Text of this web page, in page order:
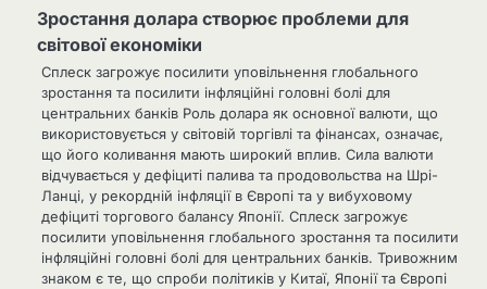
Зростання долара створює проблеми для
світової економіки
Сплеск загрожує посилити уповільнення глобального
зростання та посилити інфляційні головні болі для
центральних банків Роль долара як основної валюти, що
використовується у світовій торгівлі та фінансах, означає,
що його коливання мають широкий вплив. Сила валюти
відчувається у дефіциті палива та продовольства на Шрі-
Ланці, у рекордній інфляції в Європі та у вибуховому
дефіциті торгового балансу Японії. Сплеск загрожує
посилити уповільнення глобального зростання та посилити
інфляційні головні болі для центральних банків. Тривожним
знаком є ​​те, що спроби політиків у Китаї, Японії та Європі